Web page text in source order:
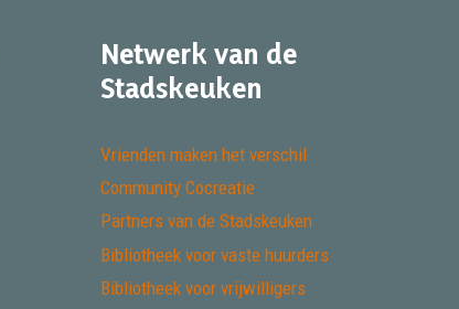
Netwerk van de
Stadskeuken
Vrienden maken het verschil
Community Cocreatie
Partners van de Stadskeuken
Bibliotheek voor vaste huurders
Bibliotheek voor vrijwilligers